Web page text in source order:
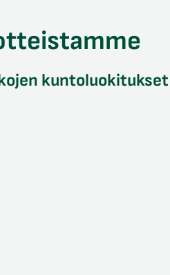
kuntoluokitukset